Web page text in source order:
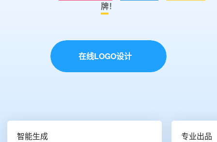
博客
牌！
在线LOGO设计
智能生成 专业出品